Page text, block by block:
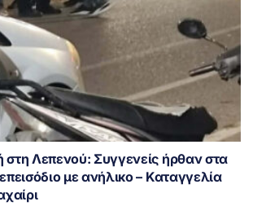
στη Λεπενού: Συγγενείς ήρθαν στα
με ανήλικο – Καταγγελία